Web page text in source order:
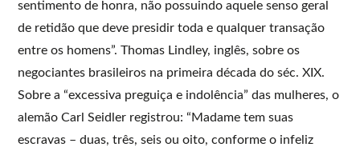
sentimento de honra, não possuindo aquele senso geral
de retidão que deve presidir toda e qualquer transação
entre os homens”. Thomas Lindley, inglês, sobre os
negociantes brasileiros na primeira década do séc. XIX.
Sobre a “excessiva preguiça e indolência” das mulheres, o
alemão Carl Seidler registrou: “Madame tem suas
escravas – duas, três, seis ou oito, conforme o infeliz